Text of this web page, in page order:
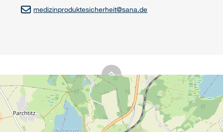
medizinproduktesicherheit@sana.de